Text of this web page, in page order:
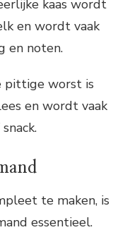
kaas wordt
en wordt vaak
en noten.
pittige worst is
en wordt vaak
te maken, is
essentieel.